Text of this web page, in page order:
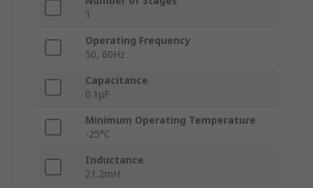
1
Operating Frequency
50, 60Hz
Capacitance
0.1μF
Minimum Operating Temperature
-25°C
Inductance
21.2mH